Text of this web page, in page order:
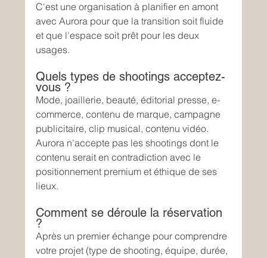
C'est une organisation à planifier en amont
avec Aurora pour que la transition soit fluide
et que l'espace soit prêt pour les deux
usages.
Quels types de shootings acceptez-
vous ?
Mode, joaillerie, beauté, éditorial presse, e-
commerce, contenu de marque, campagne
publicitaire, clip musical, contenu vidéo.
Aurora n'accepte pas les shootings dont le
contenu serait en contradiction avec le
positionnement premium et éthique de ses
lieux.
Comment se déroule la réservation
?
Après un premier échange pour comprendre
votre projet (type de shooting, équipe, durée,